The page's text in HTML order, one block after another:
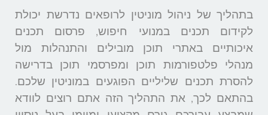
בתהליך של ניהול מוניטין לרופאים נדרשת יכולת
לקידום תכנים במנועי חיפוש, פרסום תכנים
איכותיים באתרי תוכן מובילים והתנהלות מול
מנהלי פלטפורמות תוכן ומפרסמי תוכן בדרישה
להסרת תכנים שליליים הפוגעים במוניטין שלכם.
בהתאם לכך, את התהליך הזה אתם רוצים לוודא